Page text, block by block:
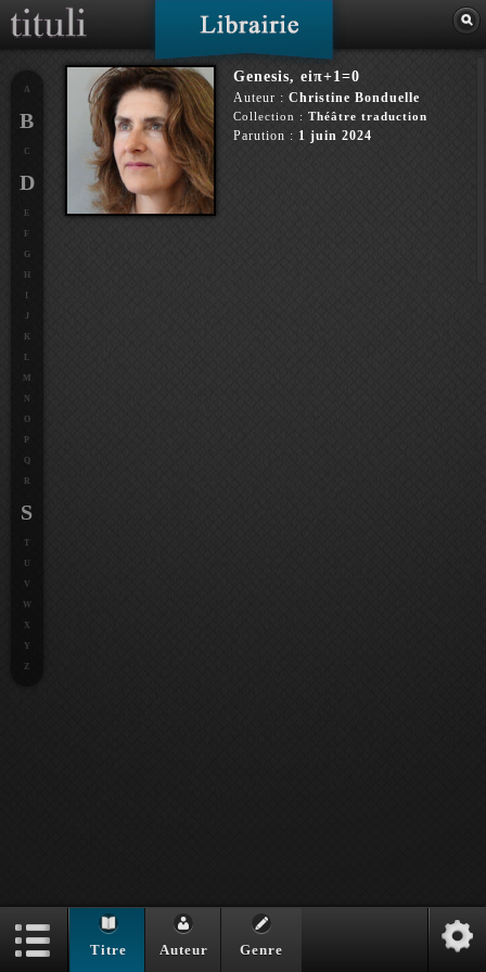
Genesis, eiπ+1=0
Auteur : Christine Bonduelle
Collection : Théâtre traduction
Parution : 1 juin 2024
A
B
C
D
E
F
G
H
J
K
L
M
N
O
P
Q
R
S
T
U
V
W
X
Y
Z
Titre Auteur Genre